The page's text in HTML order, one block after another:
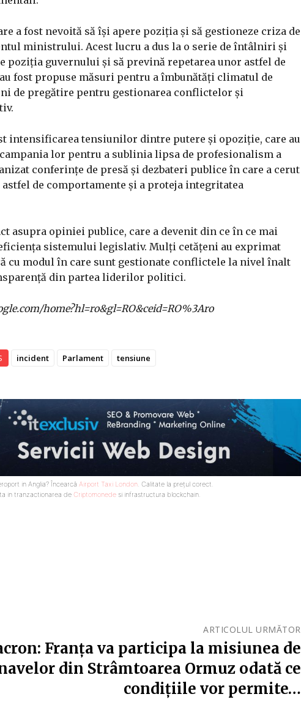
a fost nevoită să își apere poziția și să gestioneze criza de
ministrului. Acest lucru a dus la o serie de întâlniri și
guvernului și să prevină repetarea unor astfel de
fost propuse măsuri pentru a îmbunătăți climatul de
de pregătire pentru gestionarea conflictelor și
intensificarea tensiunilor dintre putere și opoziție, care au
lor pentru a sublinia lipsa de profesionalism a
conferințe de presă și dezbateri publice în care a cerut
de comportamente și a proteja integritatea
asupra opiniei publice, care a devenit din ce în ce mai
sistemului legislativ. Mulți cetățeni au exprimat
cu modul în care sunt gestionate conflictele la nivel înalt
din partea liderilor politici.
home?hl=ro&gl=RO&ceid=RO%3Aro
incident Parlament tensiune
in Anglia? Încearcă Airport Taxi London. Calitate la prețul corect.
in tranzactionarea de Criptomonede si infrastructura blockchain.
ARTICOLUL URMĂTOR
Franța va participa la misiunea de
din Strâmtoarea Ormuz odată ce
condițiile vor permite…